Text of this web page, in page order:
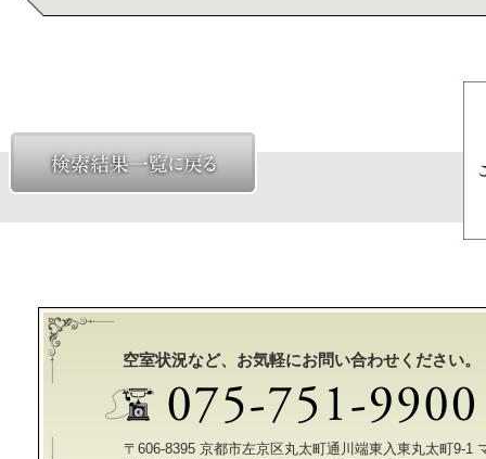
空室状況など、お気軽にお問い合わせください。
〒606-8395 京都市左京区丸太町通川端東入東丸太町9-1